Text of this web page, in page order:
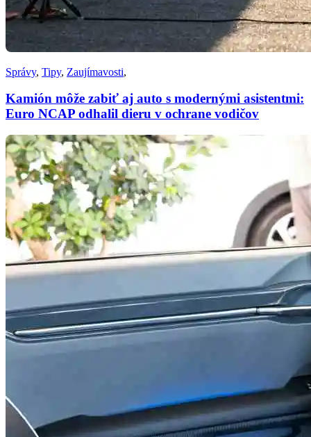
Správy, Tipy, Zaujímavosti,
Kamión môže zabiť aj auto s modernými asistentmi:
Euro NCAP odhalil dieru v ochrane vodičov